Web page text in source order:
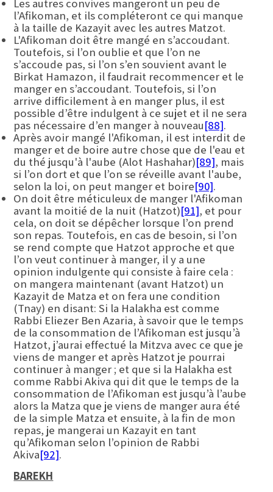
Les autres convives mangeront un peu de
l’Afikoman, et ils compléteront ce qui manque
à la taille de Kazayit avec les autres Matzot.
L'Afikoman doit être mangé en s’accoudant.
Toutefois, si l’on oublie et que l’on ne
s’accoude pas, si l’on s’en souvient avant le
Birkat Hamazon, il faudrait recommencer et le
manger en s’accoudant. Toutefois, si l’on
arrive difficilement à en manger plus, il est
possible d’être indulgent à ce sujet et il ne sera
pas nécessaire d’en manger à nouveau[88].
Après avoir mangé l'Afikoman, il est interdit de
manger et de boire autre chose que de l'eau et
du thé jusqu'à l'aube (Alot Hashahar)[89], mais
si l’on dort et que l’on se réveille avant l'aube,
selon la loi, on peut manger et boire[90].
On doit être méticuleux de manger l'Afikoman
avant la moitié de la nuit (Hatzot)[91], et pour
cela, on doit se dépêcher lorsque l’on prend
son repas. Toutefois, en cas de besoin, si l’on
se rend compte que Hatzot approche et que
l’on veut continuer à manger, il y a une
opinion indulgente qui consiste à faire cela :
on mangera maintenant (avant Hatzot) un
Kazayit de Matza et on fera une condition
(Tnay) en disant: Si la Halakha est comme
Rabbi Eliezer Ben Azaria, à savoir que le temps
de la consommation de l’Afikoman est jusqu’à
Hatzot, j’aurai effectué la Mitzva avec ce que je
viens de manger et après Hatzot je pourrai
continuer à manger ; et que si la Halakha est
comme Rabbi Akiva qui dit que le temps de la
consommation de l’Afikoman est jusqu’à l’aube
alors la Matza que je viens de manger aura été
de la simple Matza et ensuite, à la fin de mon
repas, je mangerai un Kazayit en tant
qu’Afikoman selon l’opinion de Rabbi
Akiva[92].
BAREKH